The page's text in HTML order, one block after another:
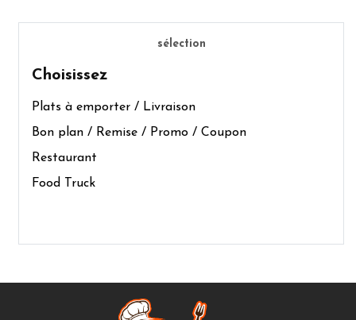
sélection
Choisissez
Plats à emporter / Livraison
Bon plan / Remise / Promo / Coupon
Restaurant
Food Truck